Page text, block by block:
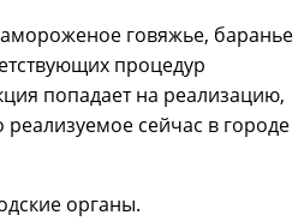
говяжье, баранье
процедур
попадает на реализацию,
сейчас в городе
органы.